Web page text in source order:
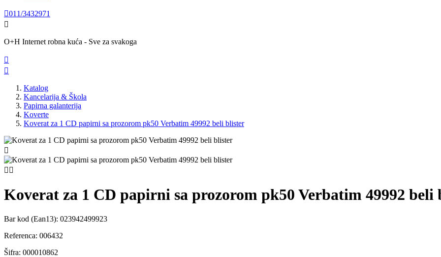
011/3432971

O+H Internet robna kuća - Sve za svakoga


Katalog
Kancelarija & Škola
Papirna galanterija
Koverte
Koverat za 1 CD papirni sa prozorom pk50 Verbatim 49992 beli blister

 
Koverat za 1 CD papirni sa prozorom pk50 Verbatim 49992 beli
Bar kod (Ean13): 023942499923
Referenca: 006432
Šifra: 000010862